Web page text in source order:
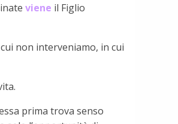
viene il Figlio
non interveniamo, in cui
prima trova senso